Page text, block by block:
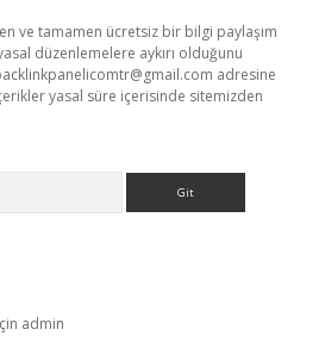
ve tamamen ücretsiz bir bilgi paylaşım
düzenlemelere aykırı olduğunu
adresine
yasal süre içerisinde sitemizden
admin